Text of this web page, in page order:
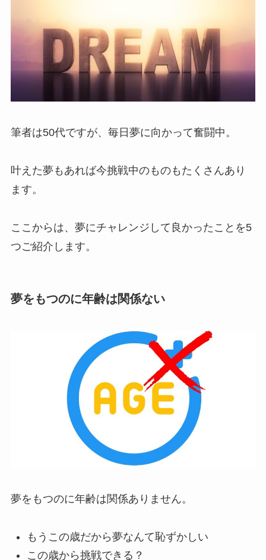
筆者は50代ですが、毎日夢に向かって奮闘中。
叶えた夢もあれば今挑戦中のものもたくさんあり
ます。
ここからは、夢にチャレンジして良かったことを5
つご紹介します。
夢をもつのに年齢は関係ない
夢をもつのに年齢は関係ありません。
もうこの歳だから夢なんて恥ずかしい
この歳から挑戦できる？